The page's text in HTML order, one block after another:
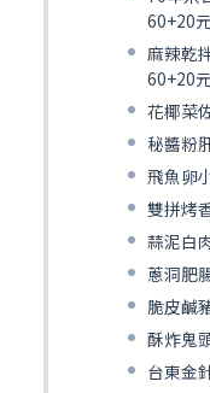
60+20元
麻辣乾
60+20元
花椰菜
秘醬粉
飛魚卵
雙拼烤
蒜泥白
蔥洞肥
脆皮鹹
酥炸鬼
台東金